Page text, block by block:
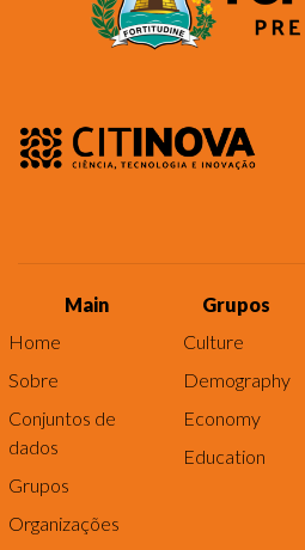
Main
Home
Sobre
Conjuntos de
dados
Grupos
Organizações
Grupos
Culture
Demography
Economy
Education